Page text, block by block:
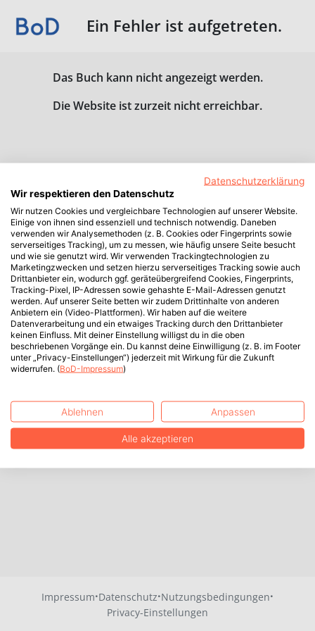
Ein Fehler ist aufgetreten.
Das Buch kann nicht angezeigt werden.
Die Website ist zurzeit nicht erreichbar.
Impressum·Datenschutz·Nutzungsbedingungen·
Privacy-Einstellungen
Datenschutzerklärung
Wir respektieren den Datenschutz
Wir nutzen Cookies und vergleichbare Technologien auf unserer Website.
Einige von ihnen sind essenziell und technisch notwendig. Daneben
verwenden wir Analysemethoden (z. B. Cookies oder Fingerprints sowie
serverseitiges Tracking), um zu messen, wie häufig unsere Seite besucht
und wie sie genutzt wird. Wir verwenden Trackingtechnologien zu
Marketingzwecken und setzen hierzu serverseitiges Tracking sowie auch
Drittanbieter ein, wodurch ggf. geräteübergreifend Cookies, Fingerprints,
Tracking-Pixel, IP-Adressen sowie gehashte E-Mail-Adressen genutzt
werden. Auf unserer Seite betten wir zudem Drittinhalte von anderen
Anbietern ein (Video-Plattformen). Wir haben auf die weitere
Datenverarbeitung und ein etwaiges Tracking durch den Drittanbieter
keinen Einfluss. Mit deiner Einstellung willigst du in die oben
beschriebenen Vorgänge ein. Du kannst deine Einwilligung (z. B. im Footer
unter „Privacy-Einstellungen“) jederzeit mit Wirkung für die Zukunft
widerrufen. (BoD-Impressum)
Ablehnen Anpassen
Alle akzeptieren